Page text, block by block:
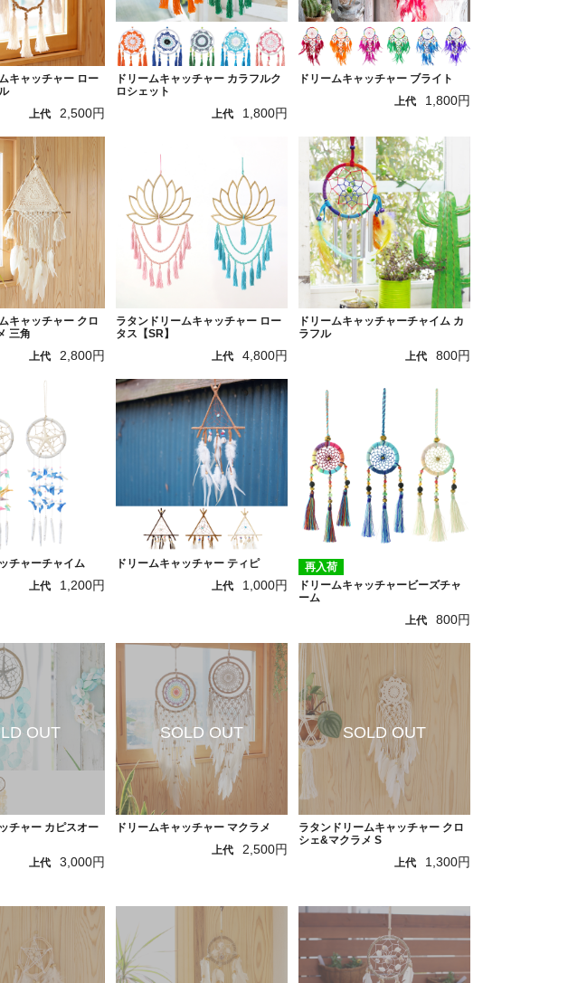
キャッチャー ロー
上代
2,500円
ドリームキャッチャー カラフルク
ロシェット
上代
1,800円
ドリームキャッチャー ブライト
上代
1,800円
キャッチャー クロ
三角
上代
2,800円
ラタンドリームキャッチャー ロー
タス【SR】
上代
4,800円
ドリームキャッチャーチャイム カ
ラフル
上代
800円
チャーチャイム
上代
1,200円
ドリームキャッチャー ティピ
上代
1,000円
再入荷
ドリームキャッチャービーズチャ
ーム
上代
800円
チャー カピスオー
上代
3,000円
ドリームキャッチャー マクラメ
上代
2,500円
ラタンドリームキャッチャー クロ
シェ&マクラメ S
上代
1,300円